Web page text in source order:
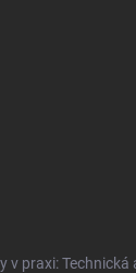
v praxi: